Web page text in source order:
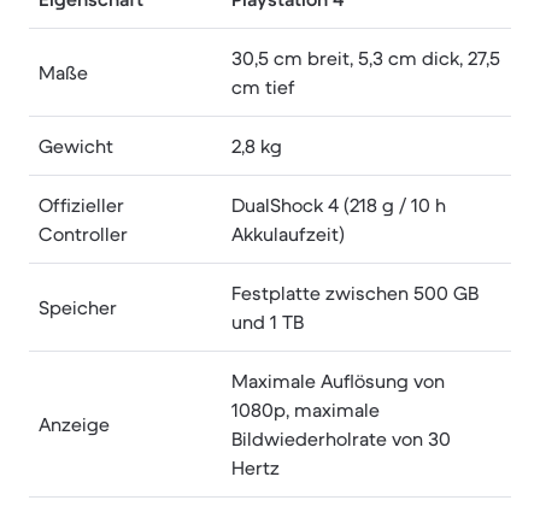
Maße
30,5 cm breit, 5,3 cm dick, 27,5
cm tief
Gewicht 2,8 kg
Offizieller
Controller
DualShock 4 (218 g / 10 h
Akkulaufzeit)
Speicher
Festplatte zwischen 500 GB
und 1 TB
Anzeige
Maximale Auflösung von
1080p, maximale
Bildwiederholrate von 30
Hertz